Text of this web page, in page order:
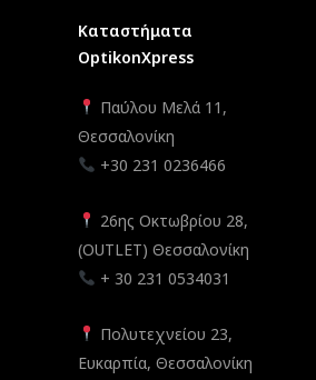
Καταστήματα
OptikonXpress
Παύλου Μελά 11,
Θεσσαλονίκη
+30 231 0236466
26ης Οκτωβρίου 28,
(OUTLET) Θεσσαλονίκη
+ 30 231 0534031
Πολυτεχνείου 23,
Ευκαρπία, Θεσσαλονίκη